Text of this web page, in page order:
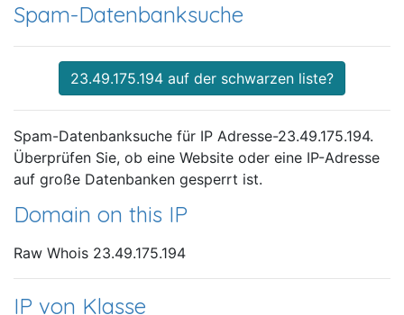
Spam-Datenbanksuche
23.49.175.194 auf der schwarzen liste?
Spam-Datenbanksuche für IP Adresse-23.49.175.194.
Überprüfen Sie, ob eine Website oder eine IP-Adresse
auf große Datenbanken gesperrt ist.
Domain on this IP
Raw Whois 23.49.175.194
IP von Klasse